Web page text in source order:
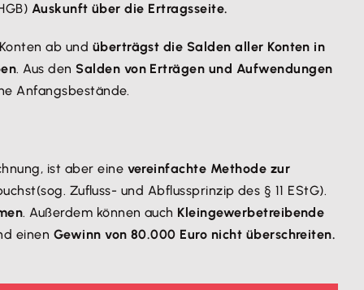
Auskunft über die Ertragsseite.
ab und überträgst die Salden aller Konten in
. Aus denSalden von Erträgen und Aufwendungen
Anfangsbestände.
ist aber eine vereinfachte Methode zur
Zufluss- und Abflussprinzip des § 11 EStG).
. Außerdem können auch Kleingewerbetreibende
einen Gewinn von 80.000 Euro nicht überschreiten.